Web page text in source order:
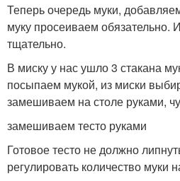
Теперь очередь муки,
муку просеиваем
тщательно.
В миску у нас ушло 3 стакана
посыпаем мукой, из миски
замешиваем на столе руками,
замешиваем тесто руками
Готовое тесто не должно
регулировать количество муки